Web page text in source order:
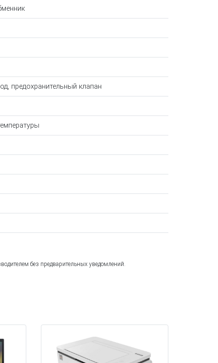
предохранительный клапан
без предварительных уведомлений.